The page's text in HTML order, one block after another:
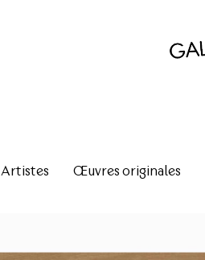
Artistes Œuvres originales